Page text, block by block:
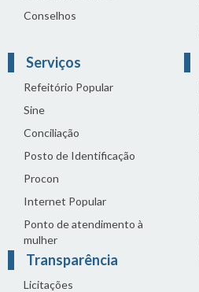
Conselhos
Serviços
Refeitório Popular
Sine
Conciliação
Posto de Identificação
Procon
Internet Popular
Ponto de atendimento à
mulher
Transparência
Licitações